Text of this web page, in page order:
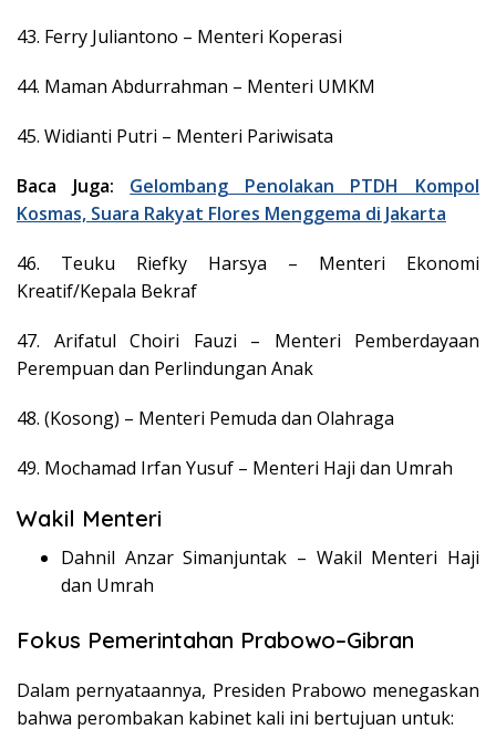
43. Ferry Juliantono – Menteri Koperasi
44. Maman Abdurrahman – Menteri UMKM
45. Widianti Putri – Menteri Pariwisata
Baca Juga: Gelombang Penolakan PTDH Kompol
Kosmas, Suara Rakyat Flores Menggema di Jakarta
46. Teuku Riefky Harsya – Menteri Ekonomi
Kreatif/Kepala Bekraf
47. Arifatul Choiri Fauzi – Menteri Pemberdayaan
Perempuan dan Perlindungan Anak
48. (Kosong) – Menteri Pemuda dan Olahraga
49. Mochamad Irfan Yusuf – Menteri Haji dan Umrah
Wakil Menteri
Dahnil Anzar Simanjuntak – Wakil Menteri Haji
dan Umrah
Fokus Pemerintahan Prabowo–Gibran
Dalam pernyataannya, Presiden Prabowo menegaskan
bahwa perombakan kabinet kali ini bertujuan untuk: